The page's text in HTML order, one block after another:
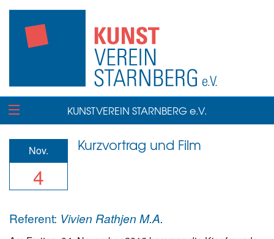
KUNSTVEREIN STARNBERG e.V.
Nov.
4
Kurzvortrag und Film
Referent: Vivien Rathjen M.A.